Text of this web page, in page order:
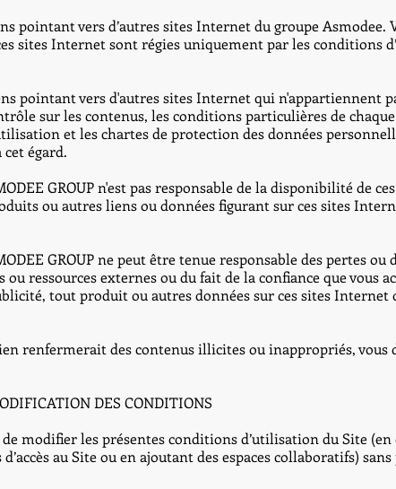
pointant vers d’autres sites Internet du groupe Asmodee.
sites Internet sont régies uniquement par les conditions
pointant vers d'autres sites Internet qui n'appartiennent
sur les contenus, les conditions particulières de
et les chartes de protection des données
égard.
GROUP n'est pas responsable de la disponibilité de
ou autres liens ou données figurant sur ces sites
GROUP ne peut être tenue responsable des pertes
ou ressources externes ou du fait de la confiance que vous
tout produit ou autres données sur ces sites Internet
renfermerait des contenus illicites ou inappropriés, vous
DES CONDITIONS
de modifier les présentes conditions d’utilisation du Site
au Site ou en ajoutant des espaces collaboratifs)